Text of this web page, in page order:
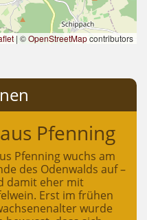
| ©OpenStreetMapcontributors
Pfenning
Pfenning wuchs am
des Odenwalds auf –
damit eher mit
Erst im frühen
wurde